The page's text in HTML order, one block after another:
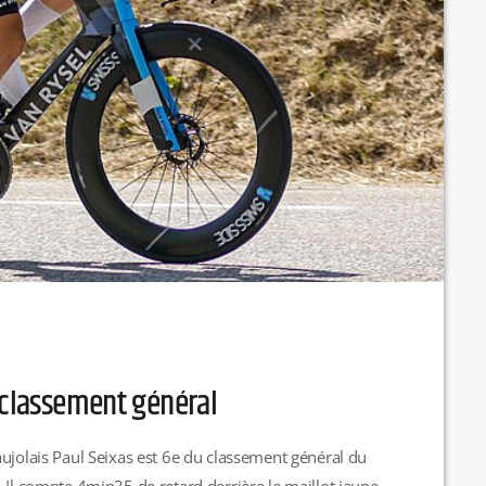
général
Paul Seixas est 6e du classement général du